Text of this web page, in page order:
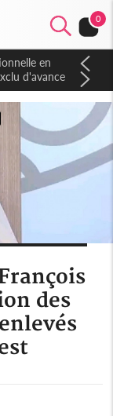
0
en
d'avance
des